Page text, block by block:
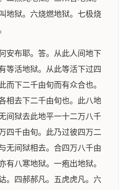
地狱。六烧燃地狱。七极烧
安布耶。答。从此人间地下
等活地狱。从此等活下过四
而下二千由旬而有众合也。
相去下二千由旬也。此八地
间狱去此地平一十二万八千
四千由旬。此乃过彼四万二
无间狱相去。合四万八千由
有八寒地狱。一疱出地狱。
。四郝郝凡。五虎虎凡。六